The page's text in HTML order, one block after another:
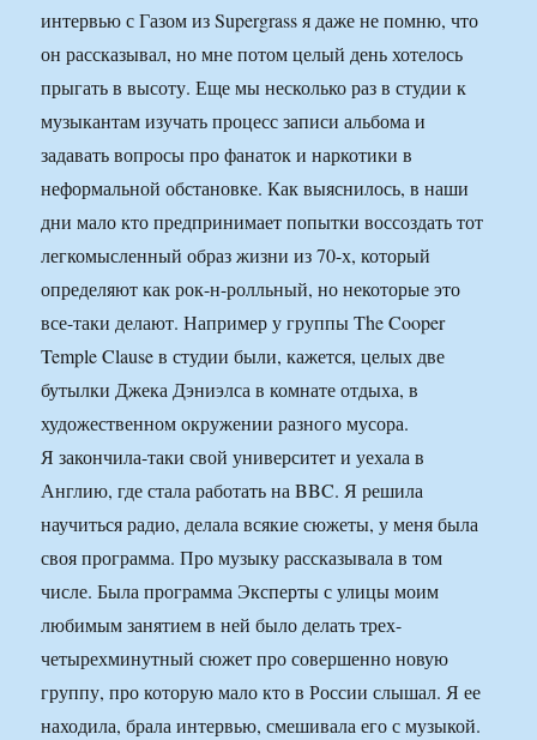
интервью с Газом из Supergrass я даже не помню, что
он рассказывал, но мне потом целый день хотелось
прыгать в высоту. Еще мы несколько раз в студии к
музыкантам изучать процесс записи альбома и
задавать вопросы про фанаток и наркотики в
неформальной обстановке. Как выяснилось, в наши
дни мало кто предпринимает попытки воссоздать тот
легкомысленный образ жизни из 70-х, который
определяют как рок-н-ролльный, но некоторые это
все-таки делают. Например у группы The Cooper
Temple Clause в студии были, кажется, целых две
бутылки Джека Дэниэлса в комнате отдыха, в
художественном окружении разного мусора.
Я закончила-таки свой университет и уехала в
Англию, где стала работать на BBC. Я решила
научиться радио, делала всякие сюжеты, у меня была
своя программа. Про музыку рассказывала в том
числе. Была программа Эксперты с улицы моим
любимым занятием в ней было делать трех-
четырехминутный сюжет про совершенно новую
группу, про которую мало кто в России слышал. Я ее
находила, брала интервью, смешивала его с музыкой.